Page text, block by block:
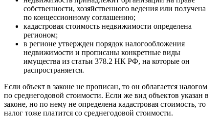
собственности, хозяйственного ведения или получена
по концессионному соглашению;
кадастровая стоимость недвижимости определена
регионом;
в регионе утвержден порядок налогообложения
недвижимости и прописаны конкретные виды
имущества из статьи 378.2 НК РФ, на которые он
распространяется.
Если объект в законе не прописан, то он облагается налогом
по среднегодовой стоимости. Если же вид объектов указан в
законе, но по нему не определена кадастровая стоимость, то
налог тоже платится со среднегодовой стоимости.